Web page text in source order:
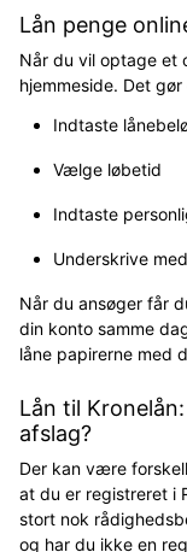
Lån penge
Når du vil optage et
hjemmeside. Det
Indtaste
Vælge løbetid
Indtaste
Underskrive
Når du ansøger får
din konto samme
låne papirerne med
Lån til
afslag?
Der kan være
at du er registreret i
stort nok
og har du ikke en